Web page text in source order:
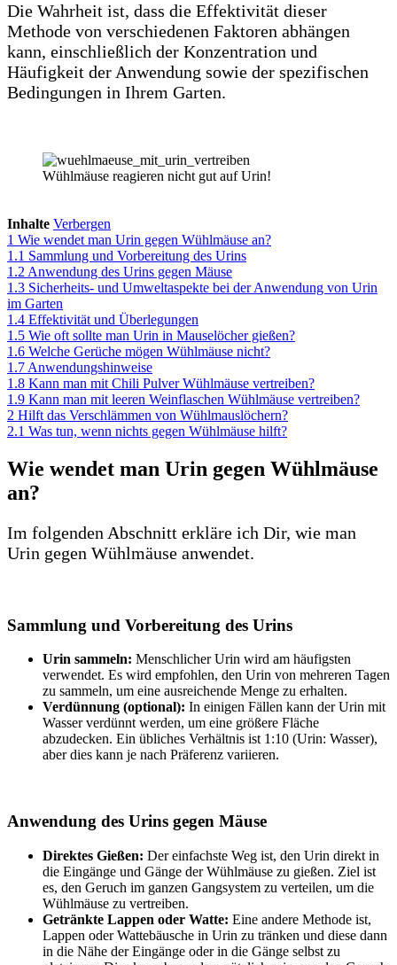
Die Wahrheit ist, dass die Effektivität dieser
Methode von verschiedenen Faktoren abhängen
kann, einschließlich der Konzentration und
Häufigkeit der Anwendung sowie der spezifischen
Bedingungen in Ihrem Garten.
Wühlmäuse reagieren nicht gut auf Urin!
Inhalte Verbergen
1 Wie wendet man Urin gegen Wühlmäuse an?
1.1 Sammlung und Vorbereitung des Urins
1.2 Anwendung des Urins gegen Mäuse
1.3 Sicherheits- und Umweltaspekte bei der Anwendung von Urin
im Garten
1.4 Effektivität und Überlegungen
1.5 Wie oft sollte man Urin in Mauselöcher gießen?
1.6 Welche Gerüche mögen Wühlmäuse nicht?
1.7 Anwendungshinweise
1.8 Kann man mit Chili Pulver Wühlmäuse vertreiben?
1.9 Kann man mit leeren Weinflaschen Wühlmäuse vertreiben?
2 Hilft das Verschlämmen von Wühlmauslöchern?
2.1 Was tun, wenn nichts gegen Wühlmäuse hilft?
Wie wendet man Urin gegen Wühlmäuse
an?
Im folgenden Abschnitt erkläre ich Dir, wie man
Urin gegen Wühlmäuse anwendet.
Sammlung und Vorbereitung des Urins
Urin sammeln: Menschlicher Urin wird am häufigsten
verwendet. Es wird empfohlen, den Urin von mehreren Tagen
zu sammeln, um eine ausreichende Menge zu erhalten.
Verdünnung (optional): In einigen Fällen kann der Urin mit
Wasser verdünnt werden, um eine größere Fläche
abzudecken. Ein übliches Verhältnis ist 1:10 (Urin: Wasser),
aber dies kann je nach Präferenz variieren.
Anwendung des Urins gegen Mäuse
Direktes Gießen: Der einfachste Weg ist, den Urin direkt in
die Eingänge und Gänge der Wühlmäuse zu gießen. Ziel ist
es, den Geruch im ganzen Gangsystem zu verteilen, um die
Wühlmäuse zu vertreiben.
Getränkte Lappen oder Watte: Eine andere Methode ist,
Lappen oder Wattebäusche in Urin zu tränken und diese dann
in die Nähe der Eingänge oder in die Gänge selbst zu